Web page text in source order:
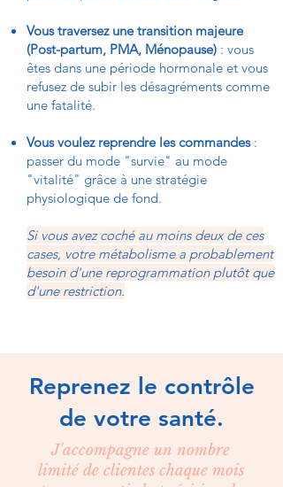
Vous traversez une transition majeure
(Post-partum, PMA, Ménopause) : vous
êtes dans une période hormonale et vous
refusez de subir les désagréments comme
une fatalité.
Vous voulez reprendre les commandes :
passer du mode "survie" au mode
"vitalité" grâce à une stratégie
physiologique de fond.
Si vous avez coché au moins deux de ces
cases, votre métabolisme a probablement
besoin d'une reprogrammation plutôt que
d'une restriction.
Reprenez le contrôle
de votre santé.
J'accompagne un nombre
limité de clientes chaque mois